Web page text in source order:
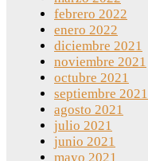
febrero 2022
enero 2022
diciembre 2021
noviembre 2021
octubre 2021
septiembre 2021
agosto 2021
julio 2021
junio 2021
mayo 2021